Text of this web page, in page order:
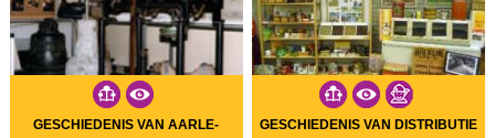
GESCHIEDENIS VAN AARLE-
GESCHIEDENIS VAN DISTRIBUTIE